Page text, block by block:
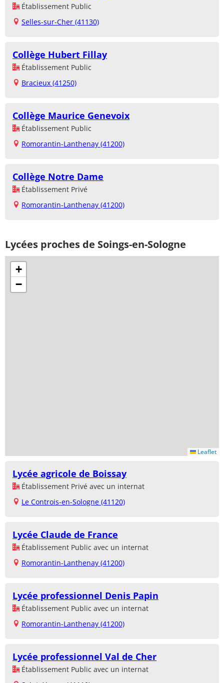
Établissement Public
Selles-sur-Cher (41130)
Collège Hubert Fillay
Établissement Public
Bracieux (41250)
Collège Maurice Genevoix
Établissement Public
Romorantin-Lanthenay (41200)
Collège Notre Dame
Établissement Privé
Romorantin-Lanthenay (41200)
Lycées proches de Soings-en-Sologne
+
−
Leaflet
Lycée agricole de Boissay
Établissement Privé avec un internat
Le Controis-en-Sologne (41120)
Lycée Claude de France
Établissement Public avec un internat
Romorantin-Lanthenay (41200)
Lycée professionnel Denis Papin
Établissement Public avec un internat
Romorantin-Lanthenay (41200)
Lycée professionnel Val de Cher
Établissement Public avec un internat